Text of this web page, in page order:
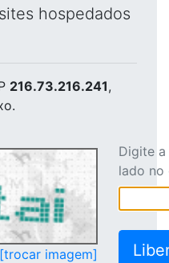
hospedados
216.73.216.241,
[trocar imagem]
Digite
lado no